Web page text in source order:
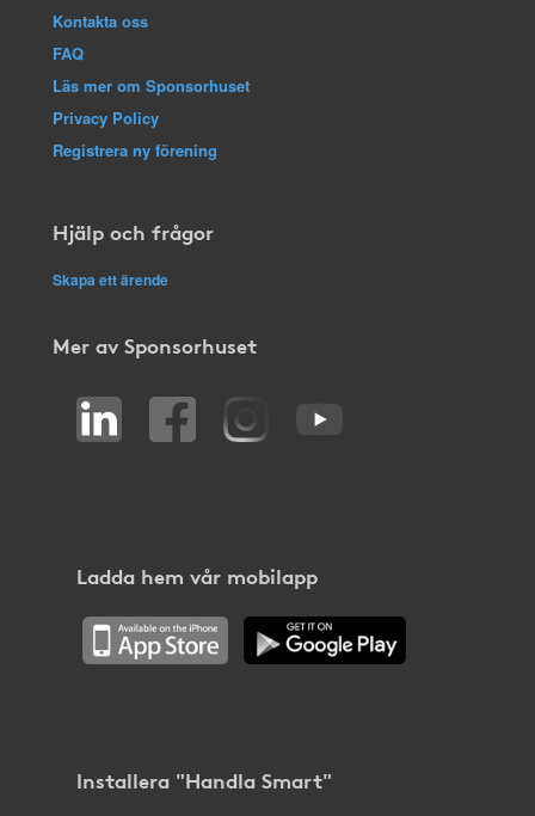
Kontakta oss
FAQ
Läs mer om Sponsorhuset
Privacy Policy
Registrera ny förening
Hjälp och frågor
Skapa ett ärende
Mer av Sponsorhuset
Ladda hem vår mobilapp
Installera "Handla Smart"